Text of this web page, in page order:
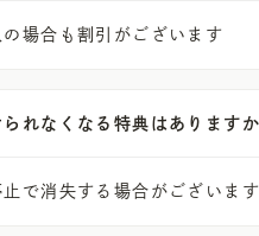
場合も割引がございます
れなくなる特典はありますか
で消失する場合がございます